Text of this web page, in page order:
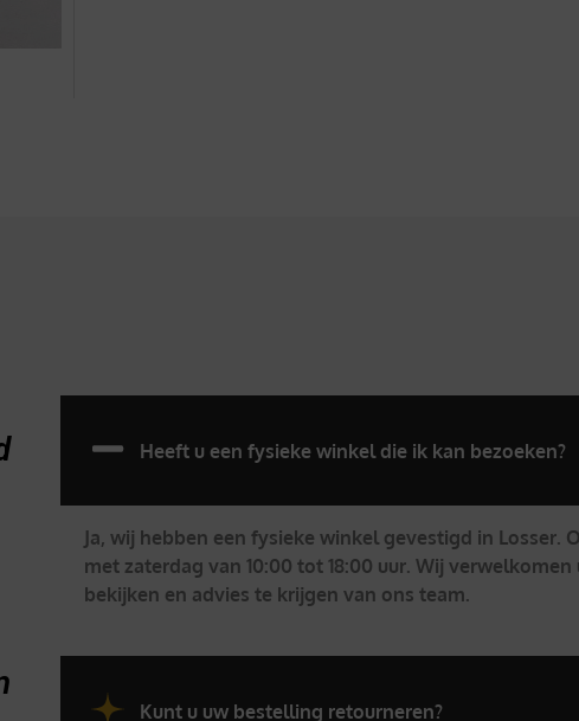
Heeft u een fysieke winkel die ik kan bezoeken?
Ja, wij hebben een fysieke winkel gevestigd in
met zaterdag van 10:00 tot 18:00 uur. Wij
bekijken en advies te krijgen van ons team.
Kunt u uw bestelling retourneren?